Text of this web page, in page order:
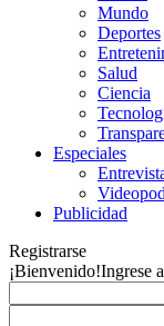
Mundo
Deportes
Salud
Ciencia
Especiales
Publicidad
Registrarse
¡Bienvenido!Ingrese